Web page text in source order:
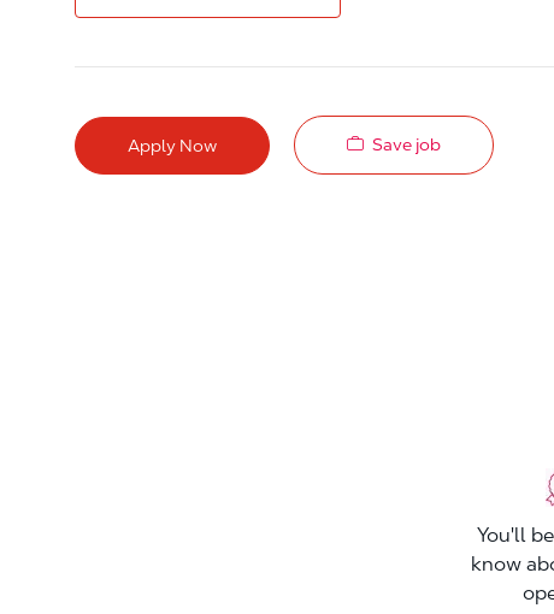
Apply Now Save job
You'll
know